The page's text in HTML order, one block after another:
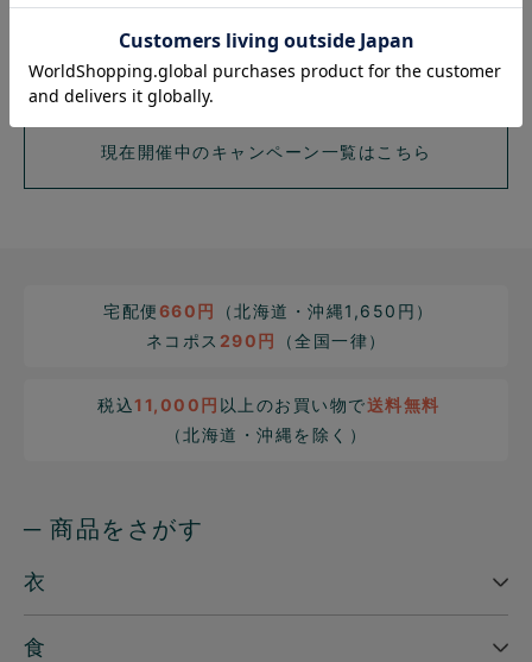
現在開催中のキャンペーン一覧はこちら
宅配便660円
（北海道・沖縄1,650円）
ネコポス 290円 （全国一律）
税込11,000円 以上のお買い物で送料無料
（北海道・沖縄を除く）
─ 商品をさがす
衣
食